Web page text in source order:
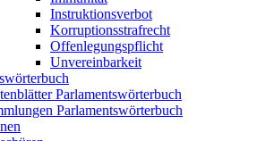
Instruktionsverbot
Korruptionsstrafrecht
Offenlegungspflicht
Unvereinbarkeit
Parlamentswörterbuch
Parlamentswörterbuch